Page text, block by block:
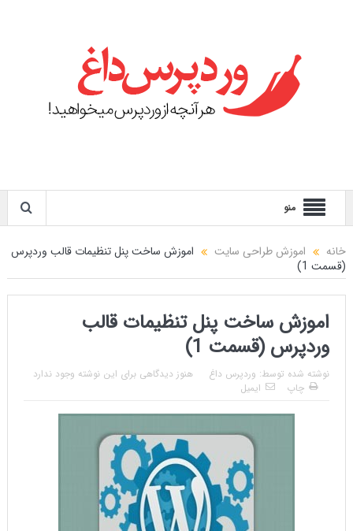
منو
خانه اموزش طراحی سایت
اموزش ساخت پنل تنظیمات قالب وردپرس
(قسمت 1)
اموزش ساخت پنل تنظیمات قالب
وردپرس (قسمت 1)
نوشته شده توسط: وردپرس داغ
هنوز دیدگاهی برای این نوشته وجود ندارد
چاپ
ایمیل